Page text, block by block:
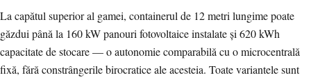
La capătul superior al gamei, containerul de 12 metri lungime poate
găzdui până la 160 kW panouri fotovoltaice instalate și 620 kWh
capacitate de stocare — o autonomie comparabilă cu o microcentrală
fixă, fără constrângerile birocratice ale acesteia. Toate variantele sunt